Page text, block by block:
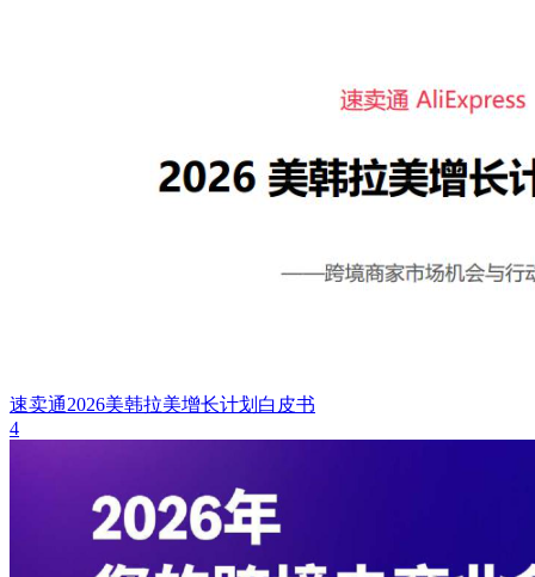
速卖通2026美韩拉美增长计划白皮书
4